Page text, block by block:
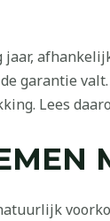
garantie
Lees